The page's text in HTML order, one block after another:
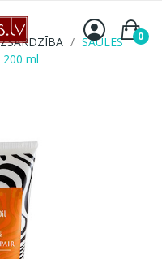
0
SAULES
200 ml